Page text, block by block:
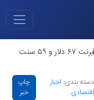
دسته بندی: اخبار
اقتصادی
چاپ
خبر